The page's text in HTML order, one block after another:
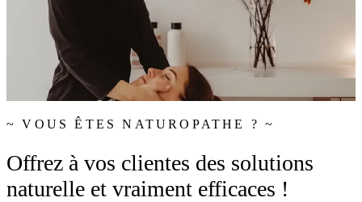
~ VOUS ÊTES NATUROPATHE ? ~
Offrez à vos clientes des solutions
naturelle et vraiment efficaces !